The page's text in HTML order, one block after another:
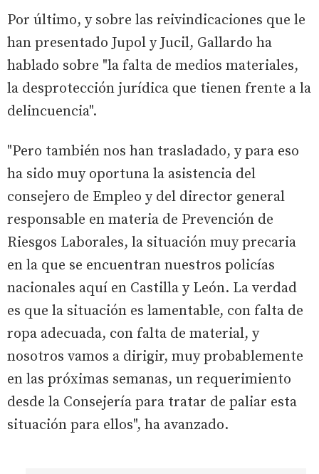
Por último, y sobre las reivindicaciones que le
han presentado Jupol y Jucil, Gallardo ha
hablado sobre "la falta de medios materiales,
la desprotección jurídica que tienen frente a la
delincuencia".
"Pero también nos han trasladado, y para eso
ha sido muy oportuna la asistencia del
consejero de Empleo y del director general
responsable en materia de Prevención de
Riesgos Laborales, la situación muy precaria
en la que se encuentran nuestros policías
nacionales aquí en Castilla y León. La verdad
es que la situación es lamentable, con falta de
ropa adecuada, con falta de material, y
nosotros vamos a dirigir, muy probablemente
en las próximas semanas, un requerimiento
desde la Consejería para tratar de paliar esta
situación para ellos", ha avanzado.